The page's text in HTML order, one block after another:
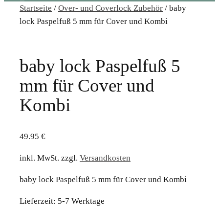
Startseite / Over- und Coverlock Zubehör / baby
lock Paspelfuß 5 mm für Cover und Kombi
baby lock Paspelfuß 5
mm für Cover und
Kombi
49.95 €
inkl. MwSt. zzgl. Versandkosten
baby lock Paspelfuß 5 mm für Cover und Kombi
Lieferzeit: 5-7 Werktage